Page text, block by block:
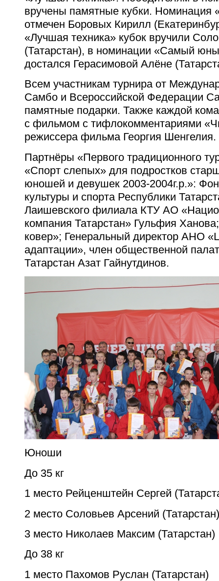
вручены памятные кубки. Номинация
отмечен Боровых Кирилл
«Лучшая техника» кубок вручили
(Татарстан), в номинации «Самый
достался Герасимовой Алёне
Всем участникам турнира от
Самбо и Всероссийской Федерации
памятные подарки. Также каждой
с фильмом с тифлокомментариями
режиссера фильма Георгия Шенгелия.
Партнёры «Первого традиционного
«Спорт слепых» для подростков
юношей и девушек 2003-2004г.р.»:
культуры и спорта Республики
Лаишевского филиала КТУ АО
компания Татарстан» Гульфия
ковер»; Генеральный директор АНО
адаптации», член общественной
Татарстан Азат Гайнутдинов.
Юноши
До 35 кг
1 место Рейценштейн Сергей
2 место Соловьев Арсений (Татарстан)
3 место Николаев Максим (Татарстан)
До 38 кг
1 место Пахомов Руслан (Татарстан)